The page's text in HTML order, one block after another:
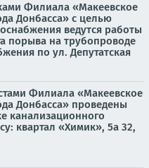
Филиала «Макеевское
Донбасса» с целью
ведутся работы
порыва на трубопроводе
по ул. Депутатская
Филиала «Макеевское
Донбасса» проведены
канализационного
квартал «Химик», 5а 32,